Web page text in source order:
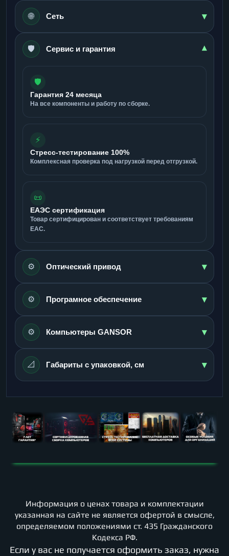
🌐 Сеть ▾
🛡️ Сервис и гарантия ▾
🛡️
Гарантия 24 месяца
На все компоненты и работу по сборке.
⚡
Стресс-тестирование 100%
Комплексная проверка под нагрузкой перед отгрузкой.
📜
ЕАЭС сертификация
Товар сертифицирован и соответствует требованиям
ЕАС.
⚙️ Оптический привод ▾
⚙️ Програмное обеспечение ▾
⚙️ Компьютеры GANSOR ▾
📐 Габариты с упаковкой, см ▾
Информация о ценах товара и комплектации
указанная на сайте не является офертой в смысле,
определяемом положениями ст. 435 Гражданского
Кодекса РФ.
Если у вас не получается оформить заказ, нужна